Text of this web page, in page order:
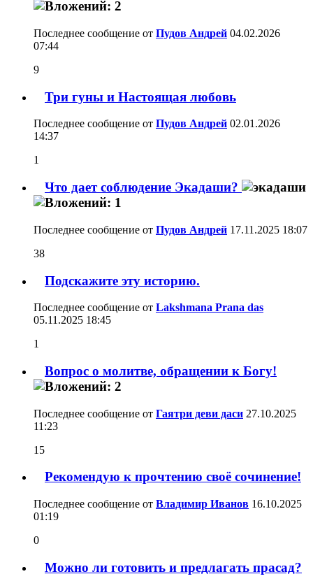
Последнее сообщение от Пудов Андрей 04.02.2026
07:44
9
Три гуны и Настоящая любовь
Последнее сообщение от Пудов Андрей 02.01.2026
14:37
1
Что дает соблюдение Экадаши?
Последнее сообщение от Пудов Андрей 17.11.2025 18:07
38
Подскажите эту историю.
Последнее сообщение от Lakshmana Prana das
05.11.2025 18:45
1
Вопрос о молитве, обращении к Богу!
Последнее сообщение от Гаятри деви даси 27.10.2025
11:23
15
Рекомендую к прочтению своё сочинение!
Последнее сообщение от Владимир Иванов 16.10.2025
01:19
0
Можно ли готовить и предлагать прасад?